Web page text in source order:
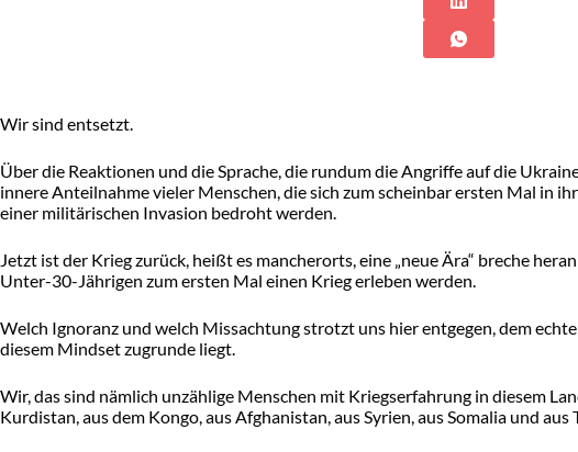
Wir sind entsetzt.
Über die Reaktionen und die Sprache, die rundum die Angriffe auf die
innere Anteilnahme vieler Menschen, die sich zum scheinbar ersten Mal in
einer militärischen Invasion bedroht werden.
Jetzt ist der Krieg zurück, heißt es mancherorts, eine „neue Ära“ breche
Unter-30-Jährigen zum ersten Mal einen Krieg erleben werden.
Welch Ignoranz und welch Missachtung strotzt uns hier entgegen, dem
diesem Mindset zugrunde liegt.
Wir, das sind nämlich unzählige Menschen mit Kriegserfahrung in diesem
Kurdistan, aus dem Kongo, aus Afghanistan, aus Syrien, aus Somalia und aus